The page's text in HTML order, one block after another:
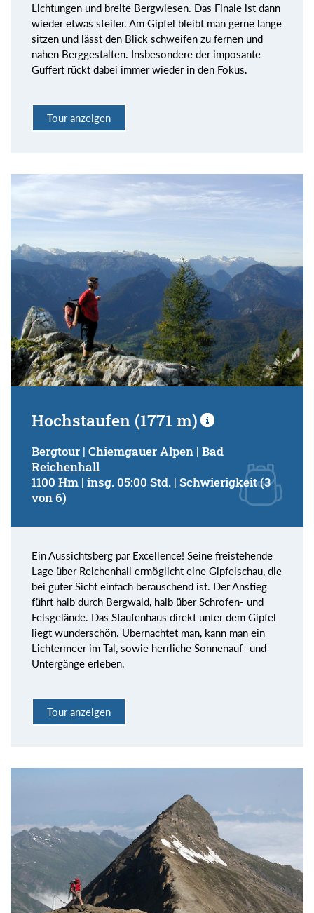
Lichtungen und breite Bergwiesen. Das Finale ist dann
wieder etwas steiler. Am Gipfel bleibt man gerne lange
sitzen und lässt den Blick schweifen zu fernen und
nahen Berggestalten. Insbesondere der imposante
Guffert rückt dabei immer wieder in den Fokus.
Tour anzeigen
Hochstaufen (1771 m)
Bergtour | Chiemgauer Alpen | Bad
Reichenhall
1100 Hm | insg. 05:00 Std. | Schwierigkeit (3
von 6)
Ein Aussichtsberg par Excellence! Seine freistehende
Lage über Reichenhall ermöglicht eine Gipfelschau, die
bei guter Sicht einfach berauschend ist. Der Anstieg
führt halb durch Bergwald, halb über Schrofen- und
Felsgelände. Das Staufenhaus direkt unter dem Gipfel
liegt wunderschön. Übernachtet man, kann man ein
Lichtermeer im Tal, sowie herrliche Sonnenauf- und
Untergänge erleben.
Tour anzeigen